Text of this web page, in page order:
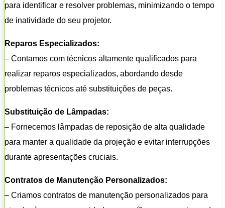
para identificar e resolver problemas, minimizando o tempo
de inatividade do seu projetor.
Reparos Especializados:
– Contamos com técnicos altamente qualificados para
realizar reparos especializados, abordando desde
problemas técnicos até substituições de peças.
Substituição de Lâmpadas:
– Fornecemos lâmpadas de reposição de alta qualidade
para manter a qualidade da projeção e evitar interrupções
durante apresentações cruciais.
Contratos de Manutenção Personalizados:
– Criamos contratos de manutenção personalizados para